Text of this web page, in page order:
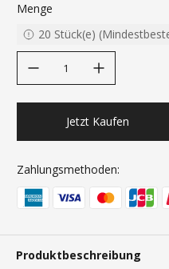
Menge
20 Stück(e) (
Jetzt Kaufen
Zahlungsmethoden:
Produktbeschreibung